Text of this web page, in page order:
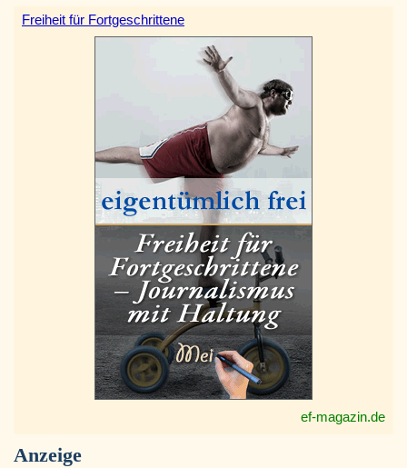
Freiheit für Fortgeschrittene
ef-magazin.de
Anzeige